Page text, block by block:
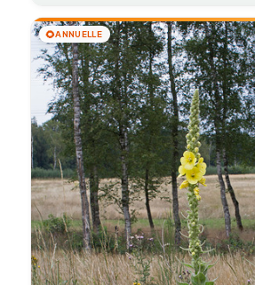
🌻ANNUELLE